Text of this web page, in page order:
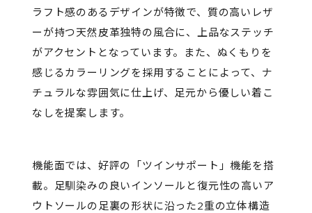
ラフト感のあるデザインが特徴で、質の高いレザ
ーが持つ天然皮革独特の風合に、上品なステッチ
がアクセントとなっています。また、ぬくもりを
感じるカラーリングを採用することによって、ナ
チュラルな雰囲気に仕上げ、足元から優しい着こ
なしを提案します。
機能面では、好評の「ツインサポート」機能を搭
載。足馴染みの良いインソールと復元性の高いア
ウトソールの足裏の形状に沿った2重の立体構造